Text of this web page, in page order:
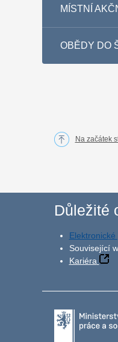
MÍSTNÍ
OBĚDY DO
Na začátek
Důležité
Související
Kariéra